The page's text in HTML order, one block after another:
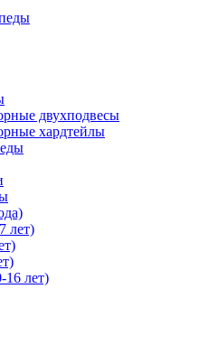
двухподвесы
хардтейлы
лет)
16 лет)